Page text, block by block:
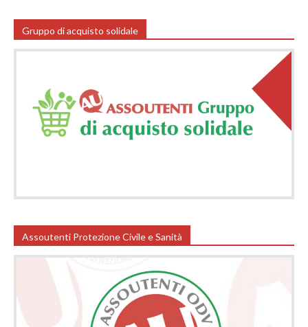
Gruppo di acquisto solidale
Assoutenti Protezione Civile e Sanità